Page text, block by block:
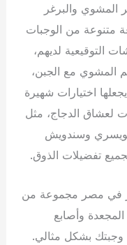
المشوي والبرغر
متنوعة من الوجبات
التوقيعية لديهم،
المشوي مع الجبن،
اختيارات شهيرة
لعشاق الدجاج، مثل
وسندويش
تفضيلات الذوق.
في مصر مجموعة من
المجعدة وأصابع
وجبتك بشكل مثالي.